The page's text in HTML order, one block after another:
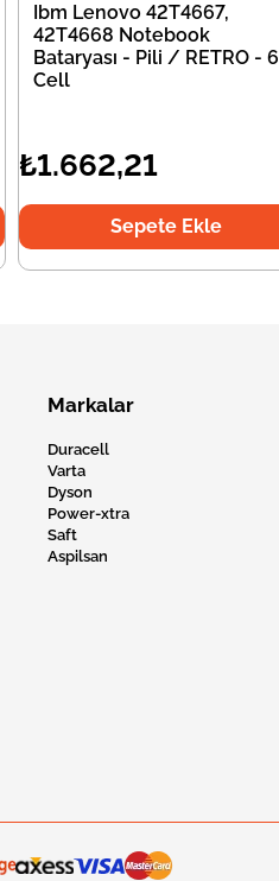
Ibm Lenovo 42T4667,
42T4668 Notebook
Bataryası - Pili / RETRO - 6
Cell
₺1.662,21
Sepete Ekle
Markalar
Duracell
Varta
Dyson
Power-xtra
Saft
Aspilsan